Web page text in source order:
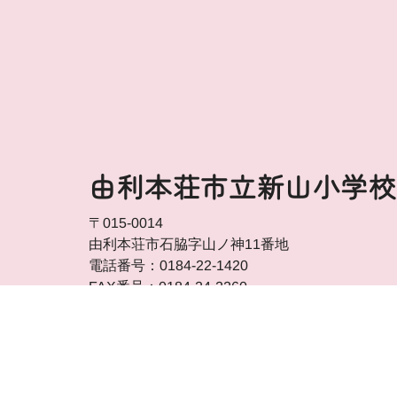
由利本荘市立新山小学校
〒015-0014
由利本荘市石脇字山ノ神11番地
電話番号：0184-22-1420
FAX番号：0184-24-2260